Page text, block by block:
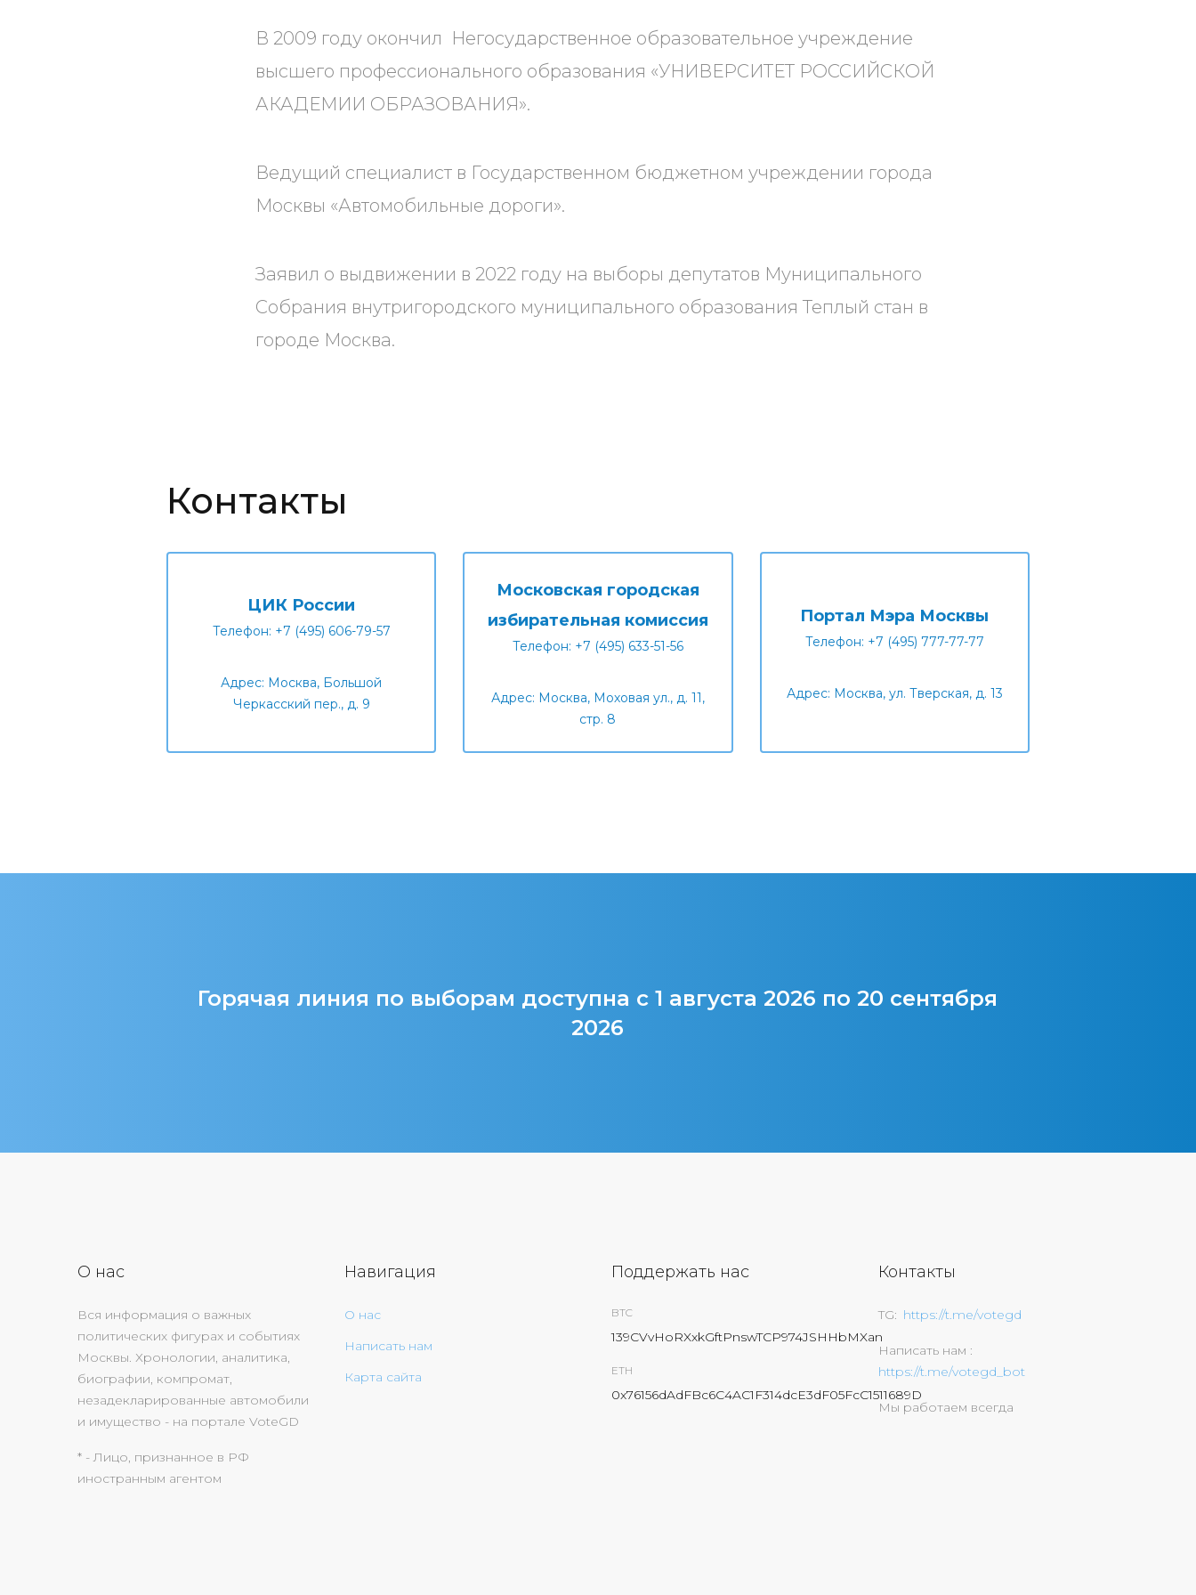
В 2009 году окончил Негосударственное образовательное учреждение
высшего профессионального образования «УНИВЕРСИТЕТ РОССИЙСКОЙ
АКАДЕМИИ ОБРАЗОВАНИЯ».
Ведущий специалист в Государственном бюджетном учреждении города
Москвы «Автомобильные дороги».
Заявил о выдвижении в 2022 году на выборы депутатов Муниципального
Собрания внутригородского муниципального образования Теплый стан в
городе Москва.
Контакты
ЦИК России
Телефон: +7 (495) 606-79-57
Адрес: Москва, Большой
Черкасский пер., д. 9
Московская городская
избирательная комиссия
Телефон: +7 (495) 633-51-56
Адрес: Москва, Моховая ул., д. 11,
стр. 8
Портал Мэра Москвы
Телефон: +7 (495) 777-77-77
Адрес: Москва, ул. Тверская, д. 13
Горячая линия по выборам доступна с 1 августа 2026 по 20 сентября
2026
О нас
Вся информация о важных
политических фигурах и событиях
Москвы. Хронологии, аналитика,
биографии, компромат,
незадекларированные автомобили
и имущество - на портале VoteGD
* - Лицо, признанное в РФ
иностранным агентом
Навигация
О нас
Написать нам
Карта сайта
Поддержать нас
BTC
139CVvHoRXxkGftPnswTCP974JSHHbMXan
ETH
0x76156dAdFBc6C4AC1F314dcE3dF05FcC1511689D
Контакты
TG https://t.me/votegd
Написать нам
https://t.me/votegd_bot
Мы работаем всегда